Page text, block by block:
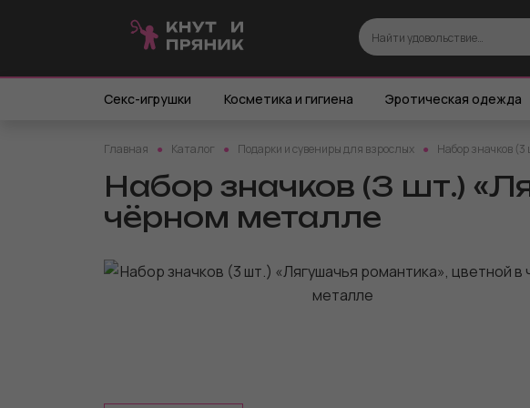
Секс-игрушки Косметика и гигиена Эротическая одежда
Главная Каталог Подарки и сувениры для взрослых Набор значков
Набор значков (3 шт.)
чёрном металле